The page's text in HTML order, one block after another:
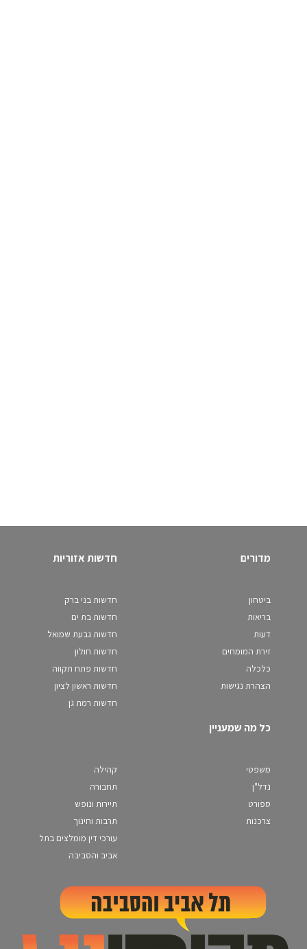
מדורים
ביטחון
בריאות
דעות
זירת המומחים
כלכלה
הצהרת נגישות
חדשות אזוריות
חדשות בני ברק
חדשות בת ים
חדשות גבעת שמואל
חדשות חולון
חדשות פתח תקווה
חדשות ראשון לציון
חדשות רמת גן
כל מה שמעניין
משפטי
נדל"ן
ספורט
צרכנות
קהילה
תחבורה
תיירות ונופש
תרבות וחינוך
עורכי דין מומלצים בתל
אביב והסביבה